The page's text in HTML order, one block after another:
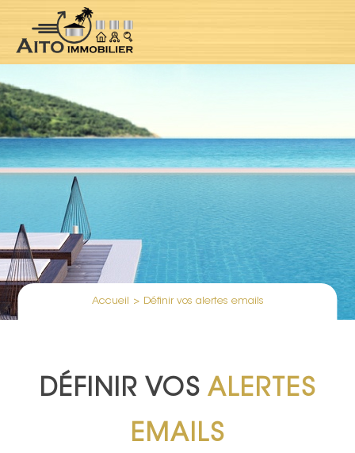
Accueil > Définir vos alertes emails
DÉFINIR VOS ALERTES
EMAILS